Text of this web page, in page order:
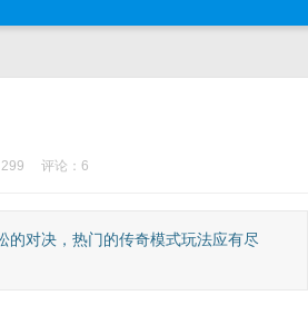
评论：6
的对决，热门的传奇模式玩法应有尽